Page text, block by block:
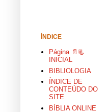
ÍNDICE
Página 📄📃
INICIAL
BIBLIOLOGIA
ÍNDICE DE
CONTEÚDO DO
SITE
BÍBLIA ONLINE